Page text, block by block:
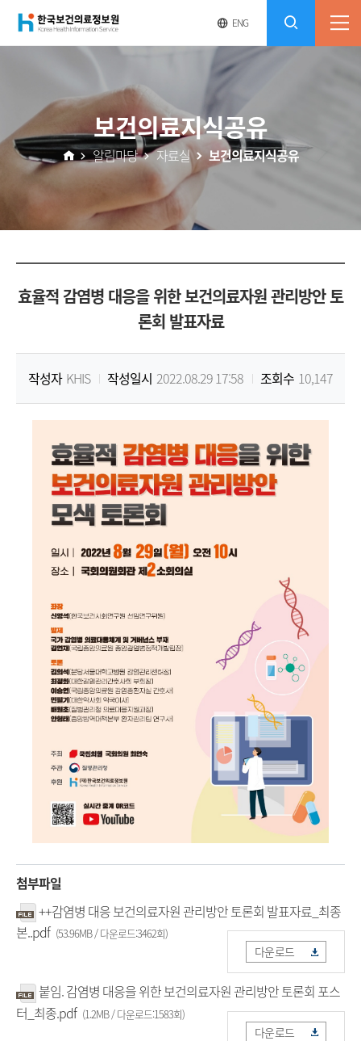
(재)
보
건
의
료
정
보
Korea
Health
Information
Service
ENG영
사
가
기
전
기
전
체
보건의료지식공유
알림마당 자료실 보건의료지식공유
효율적 감염병 대응을 위한 보건의료자원 관리방안 토
론회 발표자료
작성자 KHIS 작성일시 2022.08.29 17:58 조회수 10,147
첨부파일
++감염병 대응 보건의료자원 관리방안 토론회 발표자료_최종
본..pdf (53.96MB / 다운로드:3462회)
다운로드
붙임. 감염병 대응을 위한 보건의료자원 관리방안 토론회 포스
터_최종.pdf (1.2MB / 다운로드:1583회)
다운로드